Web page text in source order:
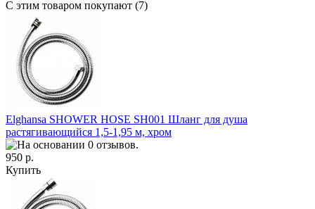
С этим товаром покупают (7)
Elghansa SHOWER HOSE SH001 Шланг для душа
растягивающийся 1,5-1,95 м, хром
950 р.
Купить